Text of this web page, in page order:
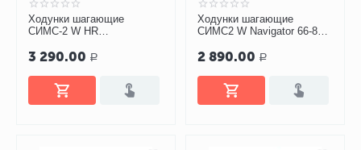
Ходунки шагающие
СИМС-2 W HR
3 290.00 Р
Ходунки шагающие
СИМС2 W Navigator 66-81
2 890.00 Р